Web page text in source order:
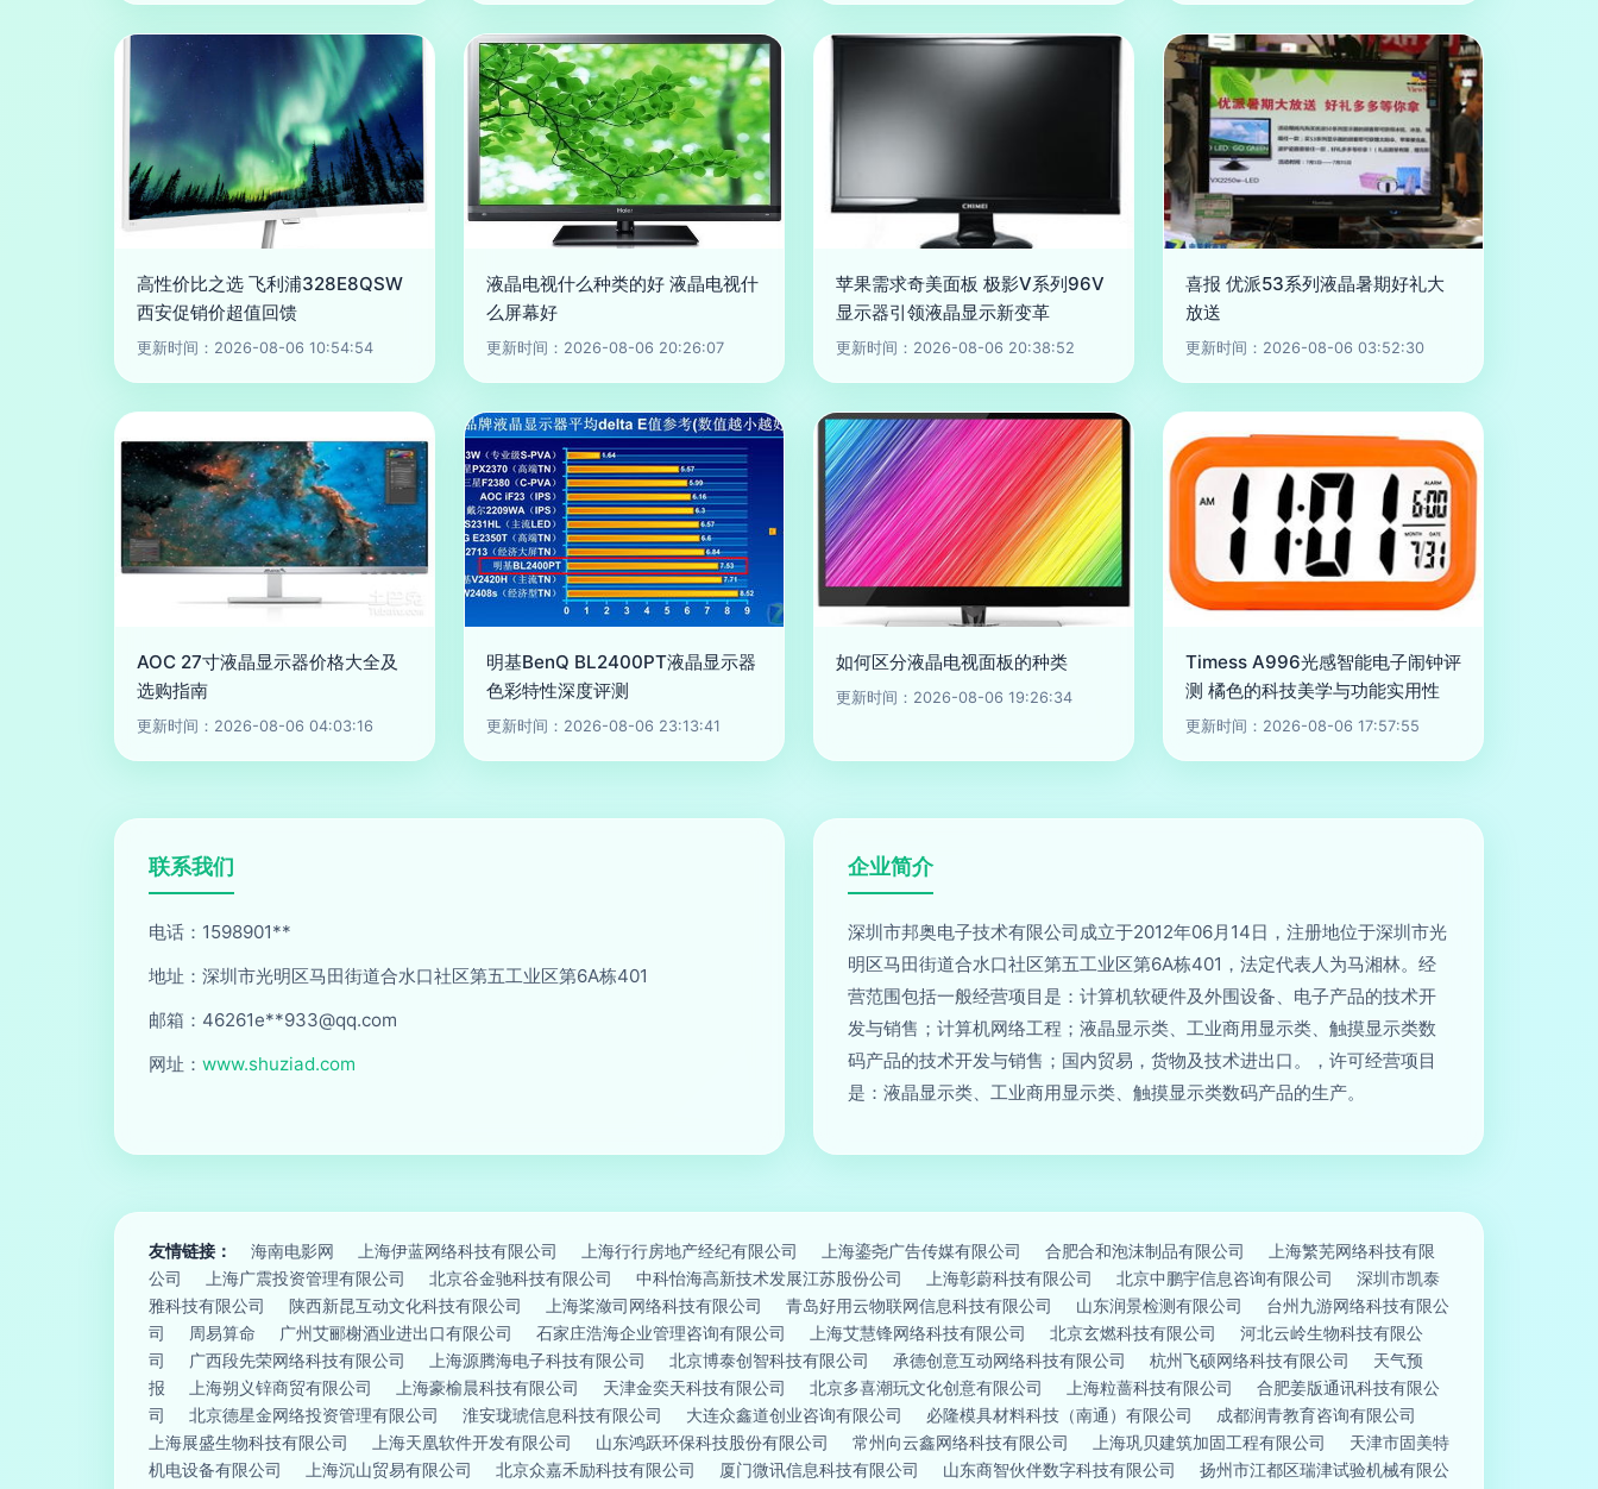
高性价比之选 飞利浦328E8QSW
西安促销价超值回馈
更新时间：2026-08-06 10:54:54
液晶电视什么种类的好 液晶电视什
么屏幕好
更新时间：2026-08-06 20:26:07
苹果需求奇美面板 极影V系列96V
显示器引领液晶显示新变革
更新时间：2026-08-06 20:38:52
喜报 优派53系列液晶暑期好礼大
放送
更新时间：2026-08-06 03:52:30
AOC 27寸液晶显示器价格大全及
选购指南
更新时间：2026-08-06 04:03:16
明基BenQ BL2400PT液晶显示器
色彩特性深度评测
更新时间：2026-08-06 23:13:41
如何区分液晶电视面板的种类
更新时间：2026-08-06 19:26:34
Timess A996光感智能电子闹钟评
测 橘色的科技美学与功能实用性
更新时间：2026-08-06 17:57:55
联系我们
电话：1598901**
地址：深圳市光明区马田街道合水口社区第五工业区第6A栋401
邮箱：46261e**933@qq.com
网址： www.shuziad.com
企业简介
深圳市邦奥电子技术有限公司成立于2012年06月14日，注册地位于深圳市光
明区马田街道合水口社区第五工业区第6A栋401，法定代表人为马湘林。经
营范围包括一般经营项目是：计算机软硬件及外围设备、电子产品的技术开
发与销售；计算机网络工程；液晶显示类、工业商用显示类、触摸显示类数
码产品的技术开发与销售；国内贸易，货物及技术进出口。，许可经营项目
是：液晶显示类、工业商用显示类、触摸显示类数码产品的生产。
友情链接： 海南电影网 上海伊蓝网络科技有限公司 上海行行房地产经纪有限公司 上海鎏尧广告传媒有限公司 合肥合和泡沫制品有限公司
上海繁芜网络科技有限
公司
上海广震投资管理有限公司 北京谷金驰科技有限公司 中科怡海高新技术发展江苏股份公司 上海彰蔚科技有限公司 北京中鹏宇信息咨询有限公司
深圳市凯泰
雅科技有限公司
陕西新昆互动文化科技有限公司 上海桨潋司网络科技有限公司 青岛好用云物联网信息科技有限公司 山东润景检测有限公司
台州九游网络科技有限公
司
周易算命 广州艾郦榭酒业进出口有限公司 石家庄浩海企业管理咨询有限公司 上海艾慧锋网络科技有限公司 北京玄燃科技有限公司
河北云岭生物科技有限公
司
广西段先荣网络科技有限公司 上海源腾海电子科技有限公司 北京博泰创智科技有限公司 承德创意互动网络科技有限公司 杭州飞硕网络科技有限公司
天气预
报
上海朔义锌商贸有限公司 上海豪榆晨科技有限公司 天津金奕天科技有限公司 北京多喜潮玩文化创意有限公司 上海粒蔷科技有限公司
合肥姜版通讯科技有限公
司
北京德星金网络投资管理有限公司 淮安珑琥信息科技有限公司 大连众鑫道创业咨询有限公司 必隆模具材料科技（南通）有限公司
成都润青教育咨询有限公司
上海展盛生物科技有限公司
上海天凰软件开发有限公司 山东鸿跃环保科技股份有限公司 常州向云鑫网络科技有限公司 上海巩贝建筑加固工程有限公司
天津市固美特
机电设备有限公司
上海沉山贸易有限公司 北京众嘉禾励科技有限公司 厦门微讯信息科技有限公司 山东商智伙伴数字科技有限公司
扬州市江都区瑞津试验机械有限公